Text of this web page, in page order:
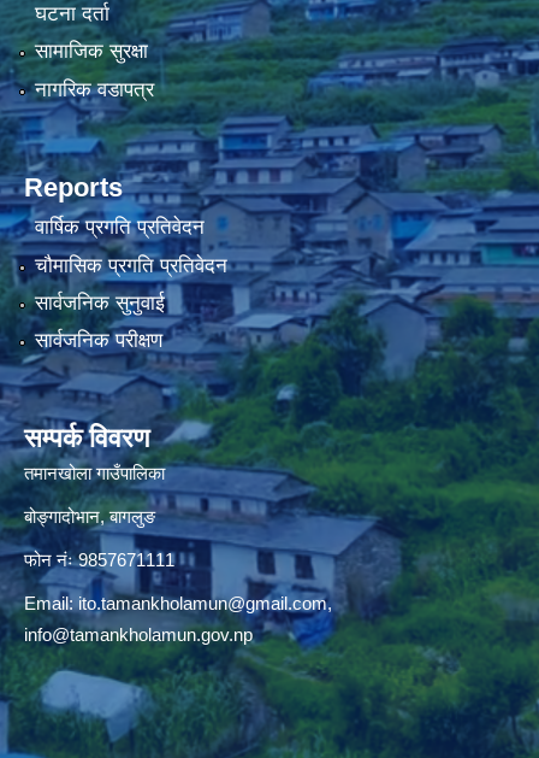
घटना दर्ता
सामाजिक सुरक्षा
नागरिक वडापत्र
Reports
वार्षिक प्रगति प्रतिवेदन
चौमासिक प्रगति प्रतिवेदन
सार्वजनिक सुनुवाई
सार्वजनिक परीक्षण
सम्पर्क विवरण
तमानखोला गाउँपालिका
बोङ्गादोभान, बागलुङ
फोन नंः 9857671111
Email: ito.tamankholamun@gmail.com,
info@tamankholamun.gov.np